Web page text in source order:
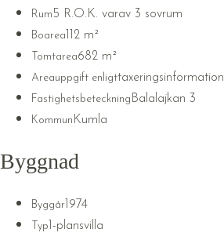
Rum 5 R.O.K. varav 3 sovrum
Boarea 112 m²
Tomtarea682 m²
Areauppgift enligttaxeringsinformation
Fastighetsbeteckning Balalajkan 3
Kommun Kumla
Byggnad
Byggår 1974
Typ 1-plansvilla